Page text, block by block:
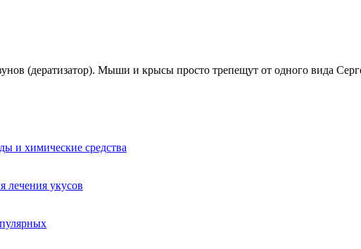
(дератизатор). Мыши и крысы просто трепещут от одного вида
и химические средства
лечения укусов